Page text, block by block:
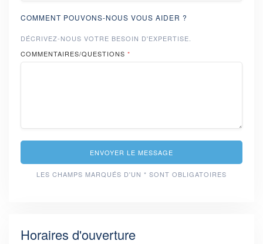
COMMENT POUVONS-NOUS VOUS AIDER ?
DÉCRIVEZ-NOUS VOTRE BESOIN D'EXPERTISE.
COMMENTAIRES/QUESTIONS *
ENVOYER LE MESSAGE
LES CHAMPS MARQUÉS D'UN * SONT OBLIGATOIRES
Horaires d'ouverture